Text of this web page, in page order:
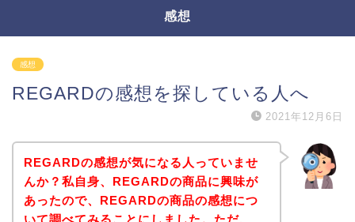
感想
感想
REGARDの感想を探している人へ
2021年12月6日
REGARDの感想が気になる人っていませ
んか？私自身、REGARDの商品に興味が
あったので、REGARDの商品の感想につ
いて調べてみることにしました。ただ、